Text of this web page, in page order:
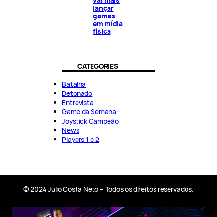
lançar
games
em mídia
física
CATEGORIES
Batalha
Detonado
Entrevista
Game da Semana
Joystick Campeão
News
Players 1 e 2
© 2024 Julio Costa Neto – Todos os direitos reservados.